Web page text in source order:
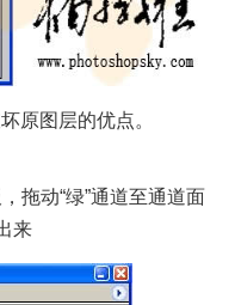
原图层的优点。
拖动“绿”通道至通道面
来